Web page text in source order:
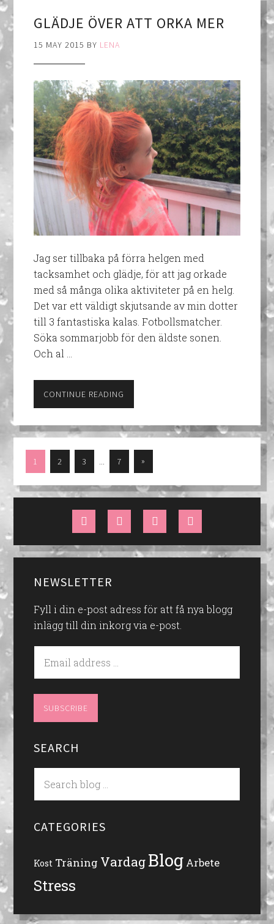
GLÄDJE ÖVER ATT ORKA MER
15 MAY 2015 BY LENA
Jag ser tillbaka på förra helgen med
tacksamhet och glädje, för att jag orkade
med så många olika aktiviteter på en helg.
Det var ett väldigt skjutsande av min dotter
till 3 fantastiska kalas. Fotbollsmatcher.
Söka sommarjobb för den äldste sonen.
Och al …
CONTINUE READING
1 2 3 7 »
NEWSLETTER
Fyll i din e-post adress för att få nya blogg
inlägg till din inkorg via e-post.
SEARCH
CATEGORIES
Kost Träning VardagBlog Arbete
Stress